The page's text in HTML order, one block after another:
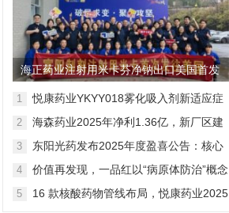
海正药业注射用米卡芬净钠出口美国首发
制剂全球化迈出关键一步
1
悦康药业YKYY018雾化吸入剂新适应症
感染防治
2
海森药业2025年净利1.36亿，新厂区建
3
东阳光药发布2025年度盈喜公告：核心
维度
4
价值再发现，一品红以“病原体防治”概念
5
16 款核酸药物管线布局，悦康药业2025